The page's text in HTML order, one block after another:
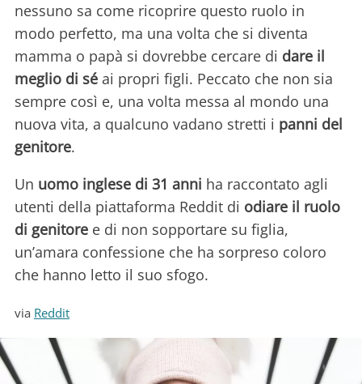
nessuno sa come ricoprire questo ruolo in
modo perfetto, ma una volta che si diventa
mamma o papà si dovrebbe cercare di dare il
meglio di sé ai propri figli. Peccato che non sia
sempre così e, una volta messa al mondo una
nuova vita, a qualcuno vadano stretti i panni del
genitore.
Un uomo inglese di 31 anni ha raccontato agli
utenti della piattaforma Reddit di odiare il ruolo
di genitore e di non sopportare su figlia,
un’amara confessione che ha sorpreso coloro
che hanno letto il suo sfogo.
via Reddit